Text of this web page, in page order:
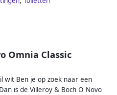
Omnia Classic
wit Ben je op zoek naar een
is de Villeroy & Boch O Novo